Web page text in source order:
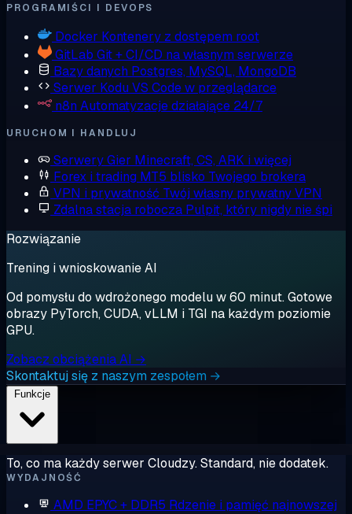
PROGRAMIŚCI I DEVOPS
Docker Kontenery z dostępem root
GitLab Git + CI/CD na własnym serwerze
Bazy danych Postgres, MySQL, MongoDB
Serwer Kodu VS Code w przeglądarce
n8n Automatyzacje działające 24/7
URUCHOM I HANDLUJ
Serwery Gier Minecraft, CS, ARK i więcej
Forex i trading MT5 blisko Twojego brokera
VPN i prywatność Twój własny prywatny VPN
Zdalna stacja robocza Pulpit, który nigdy nie śpi
Rozwiązanie
Trening i wnioskowanie AI
Od pomysłu do wdrożonego modelu w 60 minut. Gotowe
obrazy PyTorch, CUDA, vLLM i TGI na każdym poziomie
GPU.
Zobacz obciążenia AI →
Skontaktuj się z naszym zespołem →
To, co ma każdy serwer Cloudzy. Standard, nie dodatek.
WYDAJNOŚĆ
AMD EPYC + DDR5 Rdzenie i pamięć najnowszej